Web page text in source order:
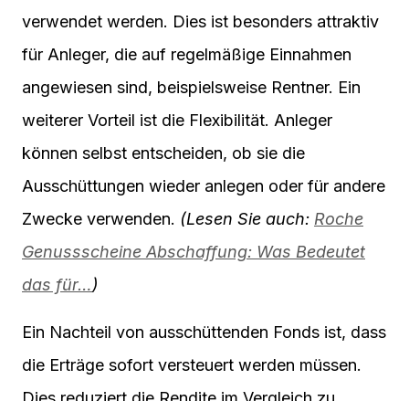
verwendet werden. Dies ist besonders attraktiv
für Anleger, die auf regelmäßige Einnahmen
angewiesen sind, beispielsweise Rentner. Ein
weiterer Vorteil ist die Flexibilität. Anleger
können selbst entscheiden, ob sie die
Ausschüttungen wieder anlegen oder für andere
Zwecke verwenden. (Lesen Sie auch: Roche
Genussscheine Abschaffung: Was Bedeutet
das für…)
Ein Nachteil von ausschüttenden Fonds ist, dass
die Erträge sofort versteuert werden müssen.